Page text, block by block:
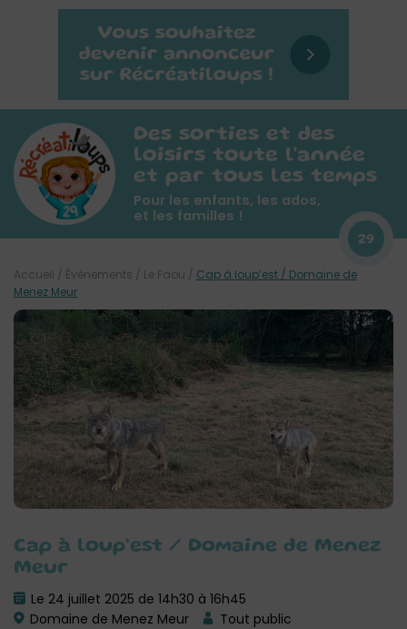
Des sorties et des
loisirs toute l'année
et par tous les temps
Pour les enfants, les ados,
et les familles !
29
Cap à loup’est / Domaine de Menez
Meur
Le 24 juillet 2025 de 14h30 à 16h45
Domaine de Menez Meur
Tout public
Accueil / Évènements / Le Faou / Cap à loup’est / Domaine de
Menez Meur